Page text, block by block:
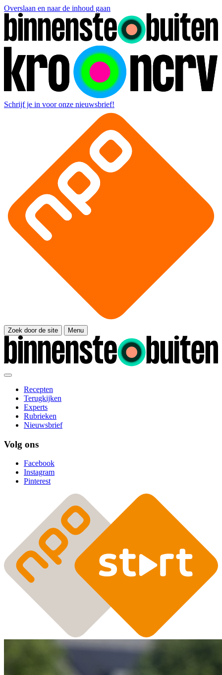
Overslaan en naar de inhoud gaan
Schrijf je in voor onze nieuwsbrief!
Zoek door de site Menu
Recepten
Terugkijken
Experts
Rubrieken
Nieuwsbrief
Volg ons
Facebook
Instagram
Pinterest